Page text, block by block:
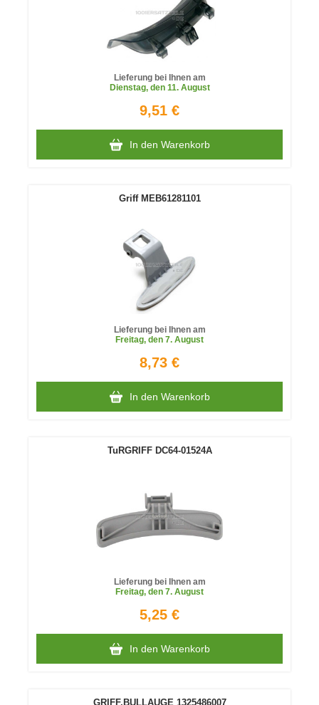
Lieferung bei Ihnen am
Dienstag, den 11. August
9,51 €
In den Warenkorb
Griff MEB61281101
Lieferung bei Ihnen am
Freitag, den 7. August
8,73 €
In den Warenkorb
TuRGRIFF DC64-01524A
Lieferung bei Ihnen am
Freitag, den 7. August
5,25 €
In den Warenkorb
GRIFF,BULLAUGE 1325486007